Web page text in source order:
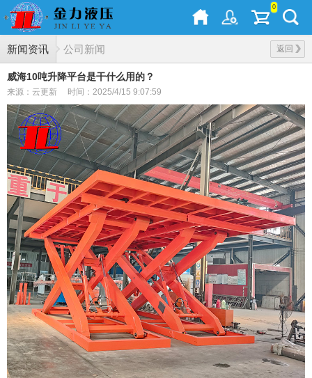
0
新闻资讯 返回
公司新闻
威海10吨升降平台是干什么用的？
来源：云更新 时间：2025/4/15 9:07:59